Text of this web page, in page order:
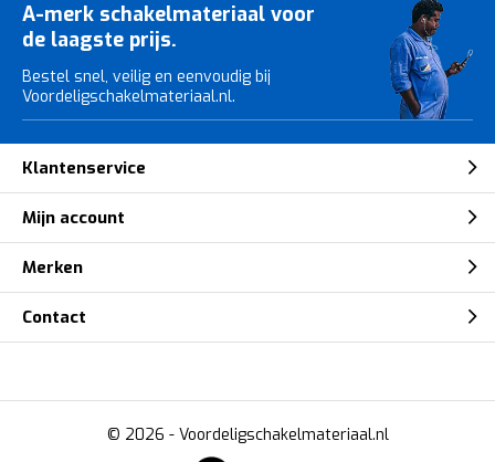
A-merk schakelmateriaal voor
de laagste prijs.
Bestel snel, veilig en eenvoudig bij
Voordeligschakelmateriaal.nl.
Klantenservice
Mijn account
Merken
Contact
© 2026 - Voordeligschakelmateriaal.nl